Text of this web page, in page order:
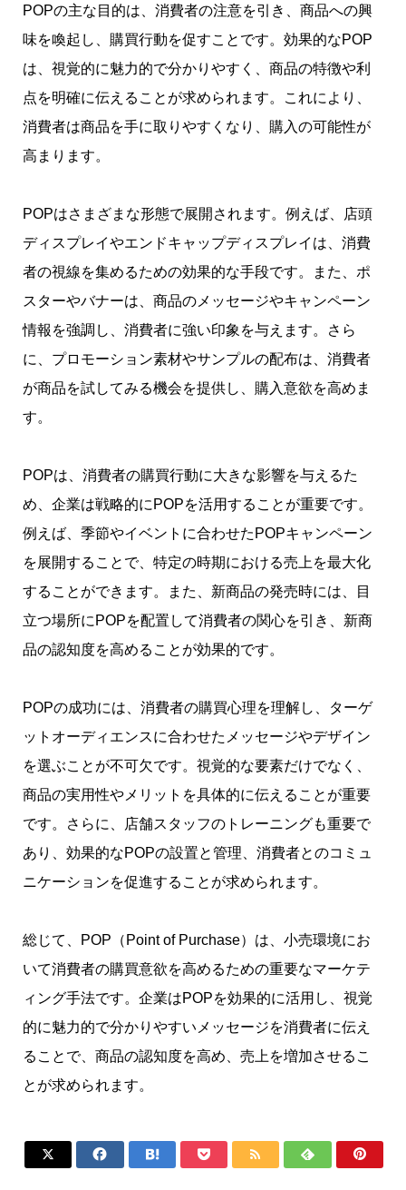
POPの主な目的は、消費者の注意を引き、商品への興
味を喚起し、購買行動を促すことです。効果的なPOP
は、視覚的に魅力的で分かりやすく、商品の特徴や利
点を明確に伝えることが求められます。これにより、
消費者は商品を手に取りやすくなり、購入の可能性が
高まります。
POPはさまざまな形態で展開されます。例えば、店頭
ディスプレイやエンドキャップディスプレイは、消費
者の視線を集めるための効果的な手段です。また、ポ
スターやバナーは、商品のメッセージやキャンペーン
情報を強調し、消費者に強い印象を与えます。さら
に、プロモーション素材やサンプルの配布は、消費者
が商品を試してみる機会を提供し、購入意欲を高めま
す。
POPは、消費者の購買行動に大きな影響を与えるた
め、企業は戦略的にPOPを活用することが重要です。
例えば、季節やイベントに合わせたPOPキャンペーン
を展開することで、特定の時期における売上を最大化
することができます。また、新商品の発売時には、目
立つ場所にPOPを配置して消費者の関心を引き、新商
品の認知度を高めることが効果的です。
POPの成功には、消費者の購買心理を理解し、ターゲ
ットオーディエンスに合わせたメッセージやデザイン
を選ぶことが不可欠です。視覚的な要素だけでなく、
商品の実用性やメリットを具体的に伝えることが重要
です。さらに、店舗スタッフのトレーニングも重要で
あり、効果的なPOPの設置と管理、消費者とのコミュ
ニケーションを促進することが求められます。
総じて、POP（Point of Purchase）は、小売環境にお
いて消費者の購買意欲を高めるための重要なマーケテ
ィング手法です。企業はPOPを効果的に活用し、視覚
的に魅力的で分かりやすいメッセージを消費者に伝え
ることで、商品の認知度を高め、売上を増加させるこ
とが求められます。
      